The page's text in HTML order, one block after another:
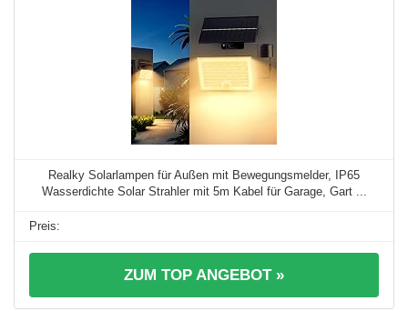
Realky Solarlampen für Außen mit Bewegungsmelder, IP65
Wasserdichte Solar Strahler mit 5m Kabel für Garage, Gart ...
ZUM TOP ANGEBOT »